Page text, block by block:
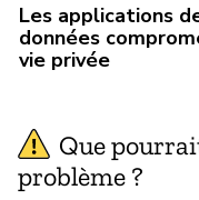
Les applications
données
vie privée
Que
problème ?